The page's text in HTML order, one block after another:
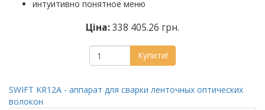
интуитивно понятное меню
Ціна:338 405.26 грн.
Купити!
SWIFT KR12A - аппарат для сварки ленточных оптических
волокон